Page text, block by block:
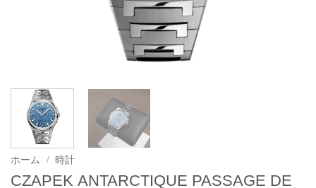
ホーム / 時計
CZAPEK ANTARCTIQUE PASSAGE DE